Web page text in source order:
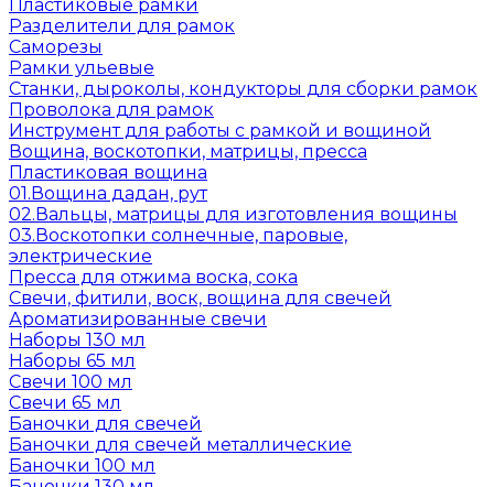
Пластиковые рамки
Разделители для рамок
Саморезы
Рамки ульевые
Станки, дыроколы, кондукторы для сборки рамок
Проволока для рамок
Инструмент для работы с рамкой и вощиной
Вощина, воскотопки, матрицы, пресса
Пластиковая вощина
01.Вощина дадан, рут
02.Вальцы, матрицы для изготовления вощины
03.Воскотопки солнечные, паровые,
электрические
Пресса для отжима воска, сока
Свечи, фитили, воск, вощина для свечей
Ароматизированные свечи
Наборы 130 мл
Наборы 65 мл
Свечи 100 мл
Свечи 65 мл
Баночки для свечей
Баночки для свечей металлические
Баночки 100 мл